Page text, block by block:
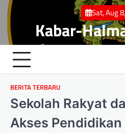
Skip
content
Sat, Aug
Kabar-
BERITA TERBARU
Sekolah Rakyat
Akses